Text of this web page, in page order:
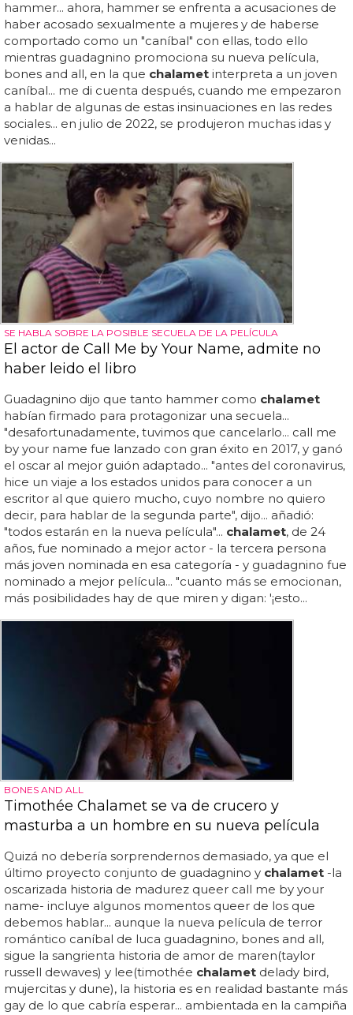
hammer... ahora, hammer se enfrenta a acusaciones de
haber acosado sexualmente a mujeres y de haberse
comportado como un "caníbal" con ellas, todo ello
mientras guadagnino promociona su nueva película,
bones and all, en la que chalamet interpreta a un joven
caníbal... me di cuenta después, cuando me empezaron
a hablar de algunas de estas insinuaciones en las redes
sociales... en julio de 2022, se produjeron muchas idas y
venidas...
SE HABLA SOBRE LA POSIBLE SECUELA DE LA PELÍCULA
El actor de Call Me by Your Name, admite no
haber leido el libro
Guadagnino dijo que tanto hammer como chalamet
habían firmado para protagonizar una secuela...
"desafortunadamente, tuvimos que cancelarlo... call me
by your name fue lanzado con gran éxito en 2017, y ganó
el oscar al mejor guión adaptado... "antes del coronavirus,
hice un viaje a los estados unidos para conocer a un
escritor al que quiero mucho, cuyo nombre no quiero
decir, para hablar de la segunda parte", dijo... añadió:
"todos estarán en la nueva película"... chalamet, de 24
años, fue nominado a mejor actor - la tercera persona
más joven nominada en esa categoría - y guadagnino fue
nominado a mejor película... "cuanto más se emocionan,
más posibilidades hay de que miren y digan: '¡esto...
BONES AND ALL
Timothée Chalamet se va de crucero y
masturba a un hombre en su nueva película
Quizá no debería sorprendernos demasiado, ya que el
último proyecto conjunto de guadagnino y chalamet -la
oscarizada historia de madurez queer call me by your
name- incluye algunos momentos queer de los que
debemos hablar... aunque la nueva película de terror
romántico caníbal de luca guadagnino, bones and all,
sigue la sangrienta historia de amor de maren(taylor
russell dewaves) y lee(timothée chalamet delady bird,
mujercitas y dune), la historia es en realidad bastante más
gay de lo que cabría esperar... ambientada en la campiña